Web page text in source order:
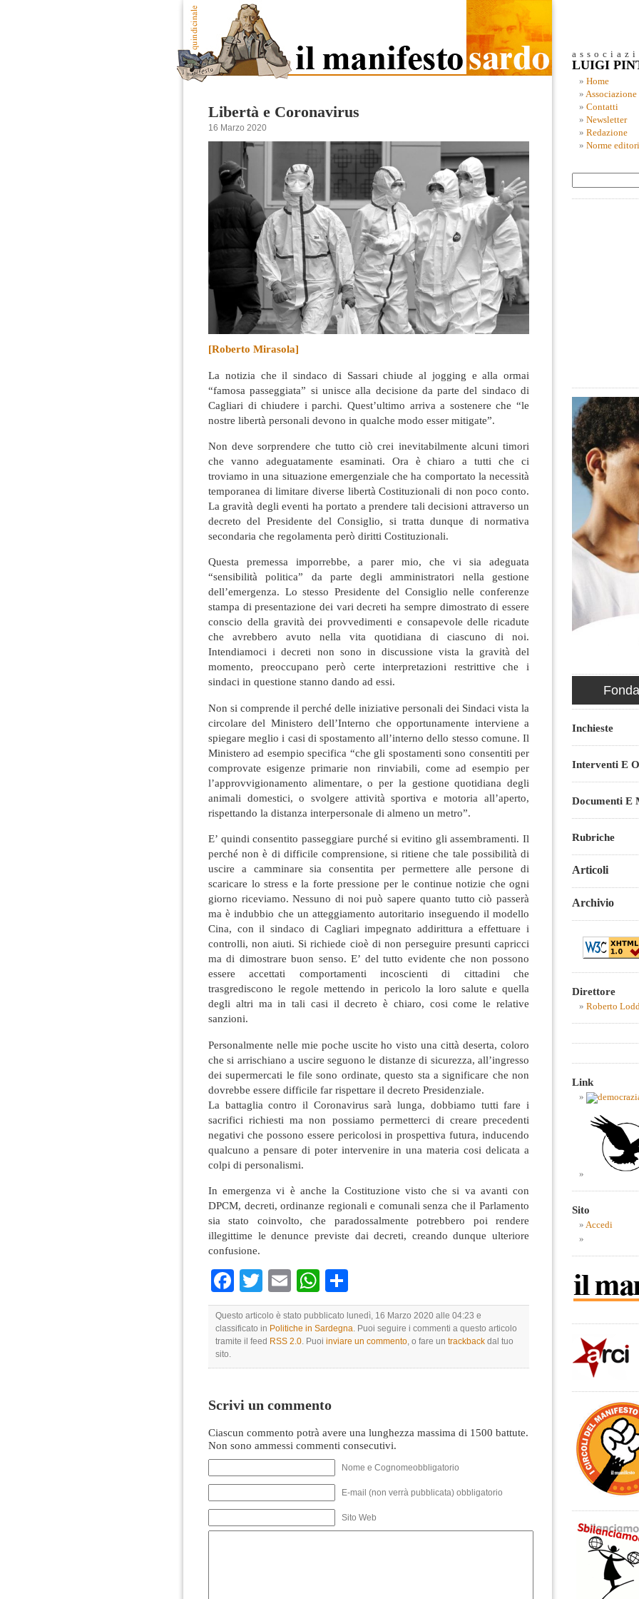
Libertà e Coronavirus
16 Marzo 2020
[Roberto Mirasola]
La notizia che il sindaco di Sassari chiude al jogging e alla ormai
“famosa passeggiata” si unisce alla decisione da parte del sindaco di
Cagliari di chiudere i parchi. Quest’ultimo arriva a sostenere che “le
nostre libertà personali devono in qualche modo esser mitigate”.
Non deve sorprendere che tutto ciò crei inevitabilmente alcuni timori
che vanno adeguatamente esaminati. Ora è chiaro a tutti che ci
troviamo in una situazione emergenziale che ha comportato la necessità
temporanea di limitare diverse libertà Costituzionali di non poco conto.
La gravità degli eventi ha portato a prendere tali decisioni attraverso un
decreto del Presidente del Consiglio, si tratta dunque di normativa
secondaria che regolamenta però diritti Costituzionali.
Questa premessa imporrebbe, a parer mio, che vi sia adeguata
“sensibilità politica” da parte degli amministratori nella gestione
dell’emergenza. Lo stesso Presidente del Consiglio nelle conferenze
stampa di presentazione dei vari decreti ha sempre dimostrato di essere
conscio della gravità dei provvedimenti e consapevole delle ricadute
che avrebbero avuto nella vita quotidiana di ciascuno di noi.
Intendiamoci i decreti non sono in discussione vista la gravità del
momento, preoccupano però certe interpretazioni restrittive che i
sindaci in questione stanno dando ad essi.
Non si comprende il perché delle iniziative personali dei Sindaci vista la
circolare del Ministero dell’Interno che opportunamente interviene a
spiegare meglio i casi di spostamento all’interno dello stesso comune. Il
Ministero ad esempio specifica “che gli spostamenti sono consentiti per
comprovate esigenze primarie non rinviabili, come ad esempio per
l’approvvigionamento alimentare, o per la gestione quotidiana degli
animali domestici, o svolgere attività sportiva e motoria all’aperto,
rispettando la distanza interpersonale di almeno un metro”.
E’ quindi consentito passeggiare purché si evitino gli assembramenti. Il
perché non è di difficile comprensione, si ritiene che tale possibilità di
uscire a camminare sia consentita per permettere alle persone di
scaricare lo stress e la forte pressione per le continue notizie che ogni
giorno riceviamo. Nessuno di noi può sapere quanto tutto ciò passerà
ma è indubbio che un atteggiamento autoritario inseguendo il modello
Cina, con il sindaco di Cagliari impegnato addirittura a effettuare i
controlli, non aiuti. Si richiede cioè di non perseguire presunti capricci
ma di dimostrare buon senso. E’ del tutto evidente che non possono
essere accettati comportamenti incoscienti di cittadini che
trasgrediscono le regole mettendo in pericolo la loro salute e quella
degli altri ma in tali casi il decreto è chiaro, cosi come le relative
sanzioni.
Personalmente nelle mie poche uscite ho visto una città deserta, coloro
che si arrischiano a uscire seguono le distanze di sicurezza, all’ingresso
dei supermercati le file sono ordinate, questo sta a significare che non
dovrebbe essere difficile far rispettare il decreto Presidenziale.
La battaglia contro il Coronavirus sarà lunga, dobbiamo tutti fare i
sacrifici richiesti ma non possiamo permetterci di creare precedenti
negativi che possono essere pericolosi in prospettiva futura, inducendo
qualcuno a pensare di poter intervenire in una materia cosi delicata a
colpi di personalismi.
In emergenza vi è anche la Costituzione visto che si va avanti con
DPCM, decreti, ordinanze regionali e comunali senza che il Parlamento
sia stato coinvolto, che paradossalmente potrebbero poi rendere
illegittime le denunce previste dai decreti, creando dunque ulteriore
confusione.
Facebook
TwitterEmailWhatsApp
Questo articolo è stato pubblicato lunedì, 16 Marzo 2020 alle 04:23 e
classificato in Politiche in Sardegna. Puoi seguire i commenti a questo articolo
tramite il feed RSS 2.0. Puoi inviare un commento, o fare un trackback dal tuo
sito.
Scrivi un commento
Ciascun commento potrà avere una lunghezza massima di 1500 battute.
Non sono ammessi commenti consecutivi.
Nome e Cognomeobbligatorio
E-mail (non verrà pubblicata) obbligatorio
Sito Web
LUIGI
Home
Associazione
Contatti
Newsletter
Redazione
Norme
Inchieste
Interventi E
Documenti E
Rubriche
Articoli
Archivio
Direttore
Roberto
Link
Sito
Accedi